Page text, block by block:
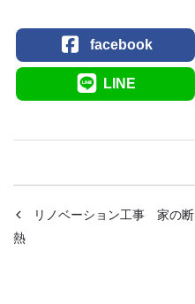
facebook
LINE
リノベーション工事 家の断
熱